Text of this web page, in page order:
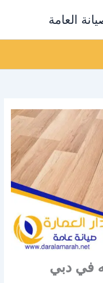
العامة
في دبي